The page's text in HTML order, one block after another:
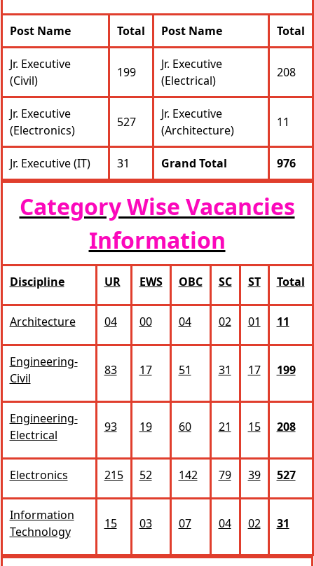
Post Name Total Post Name Total
Jr. Executive
(Civil)
199
Jr. Executive
(Electrical)
208
Jr. Executive
(Electronics)
527
Jr. Executive
(Architecture)
11
Jr. Executive (IT) 31 Grand Total 976
Category Wise Vacancies
Information
Discipline UR EWS OBC SC ST Total
Architecture 04 00 04 02 01 11
Engineering‐
Civil
83 17 51 31 17 199
Engineering‐
Electrical
93 19 60 21 15 208
Electronics 215 52 142 79 39 527
Information
Technology
15 03 07 04 02 31